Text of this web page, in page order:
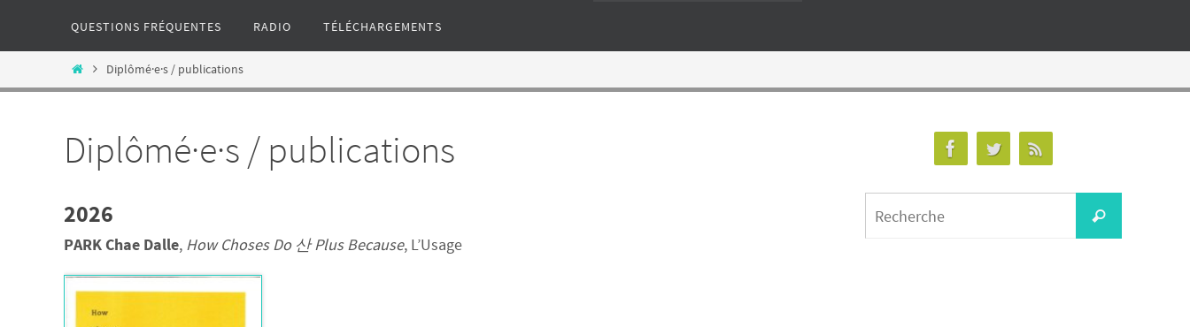
QUESTIONS FRÉQUENTES RADIO TÉLÉCHARGEMENTS
Diplômé·e·s / publications
Diplômé·e·s / publications
2026
PARK Chae Dalle, How Choses Do 산 Plus Because, L’Usage